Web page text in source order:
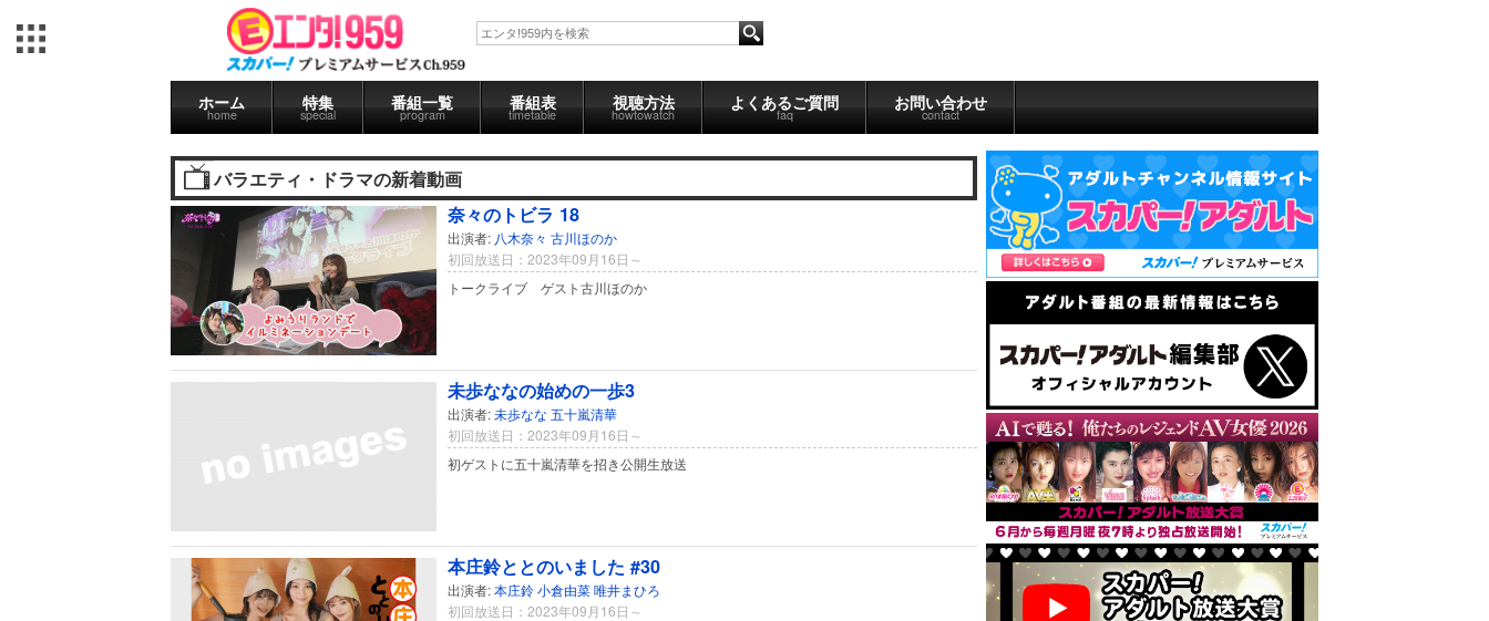
ホーム
home
特集
special
番組一覧
program
番組表
timetable
視聴方法
howtowatch
よくあるご質問
faq
お問い合わせ
contact
バラエティ・ドラマの新着動画
奈々のトビラ 18
出演者: 八木奈々 古川ほのか
初回放送日：2023年09月16日～
トークライブ ゲスト古川ほのか
未歩ななの始めの一歩3
出演者:未歩なな 五十嵐清華
初回放送日：2023年09月16日～
初ゲストに五十嵐清華を招き公開生放送
本庄鈴ととのいました #30
出演者:本庄鈴小倉由菜唯井まひろ
初回放送日：2023年09月16日～